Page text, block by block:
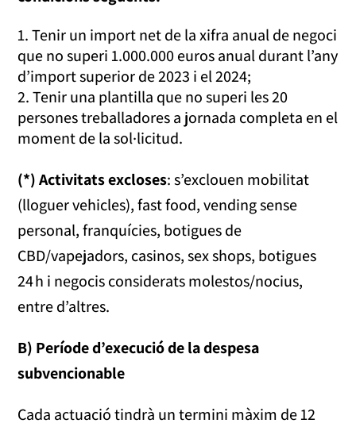
Tenir un import net de la xifra anual de negoci
que no superi 1.000.000 euros anual durant l’any
d’import superior de 2023 i el 2024;
Tenir una plantilla que no superi les 20
persones treballadores a jornada completa en el
moment de la sol·licitud.
(*) Activitats excloses: s’exclouen mobilitat
(lloguer vehicles), fast food, vending sense
personal, franquícies, botigues de
CBD/vapejadors, casinos, sex shops, botigues
24 h i negocis considerats molestos/nocius,
entre d’altres.
B) Període d’execució de la despesa
subvencionable
Cada actuació tindrà un termini màxim de 12